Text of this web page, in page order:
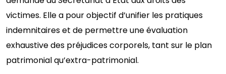
victimes. Elle a pour objectif d’unifier les pratiques
indemnitaires et de permettre une évaluation
exhaustive des préjudices corporels, tant sur le plan
patrimonial qu’extra-patrimonial.